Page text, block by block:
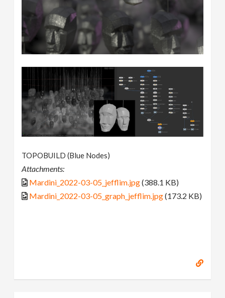
TOPOBUILD (Blue Nodes)
Attachments:
Mardini_2022-03-05_jefflim.jpg(388.1 KB)
Mardini_2022-03-05_graph_jefflim.jpg(173.2 KB)